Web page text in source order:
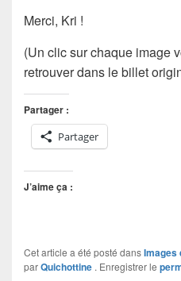
Merci, Kri !
(Un clic sur chaque image
retrouver dans le billet
Partager :
Partager
J’aime ça :
Cet article a été posté dansImages
parQuichottine . Enregistrer le